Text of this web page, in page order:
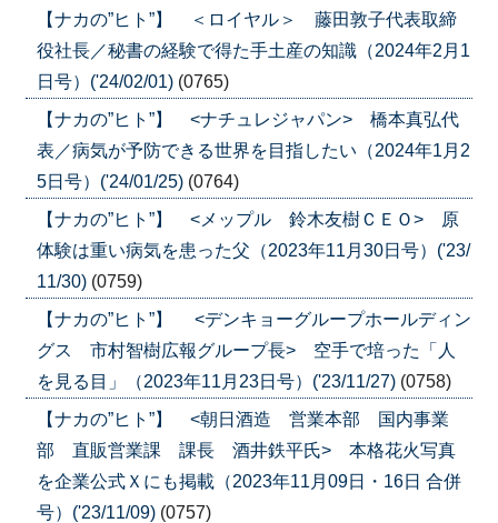
【ナカの”ヒト”】 ＜ロイヤル＞ 藤田敦子代表取締
役社長／秘書の経験で得た手土産の知識（2024年2月1
日号）('24/02/01) (0765)
【ナカの”ヒト”】 <ナチュレジャパン> 橋本真弘代
表／病気が予防できる世界を目指したい（2024年1月2
5日号）('24/01/25) (0764)
【ナカの”ヒト”】 <メップル 鈴木友樹ＣＥＯ> 原
体験は重い病気を患った父（2023年11月30日号）('23/
11/30) (0759)
【ナカの”ヒト”】 <デンキョーグループホールディン
グス 市村智樹広報グループ長> 空手で培った「人
を見る目」（2023年11月23日号）('23/11/27) (0758)
【ナカの”ヒト”】 <朝日酒造 営業本部 国内事業
部 直販営業課 課長 酒井鉄平氏> 本格花火写真
を企業公式Ｘにも掲載（2023年11月09日・16日 合併
号）('23/11/09) (0757)